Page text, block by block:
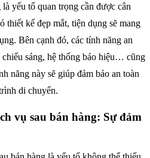
yếu tố quan trọng cần được cân
thiết kế đẹp mắt, tiện dụng sẽ mang
Bên cạnh đó, các tính năng an
sáng, hệ thống báo hiệu… cũng
năng này sẽ giúp đảm bảo an toàn
di chuyển.
vụ sau bán hàng: Sự đảm